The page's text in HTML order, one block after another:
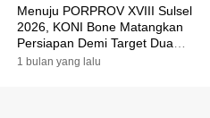
Menuju PORPROV XVIII Sulsel
2026, KONI Bone Matangkan
Persiapan Demi Target Dua
Besar
1 bulan yang lalu